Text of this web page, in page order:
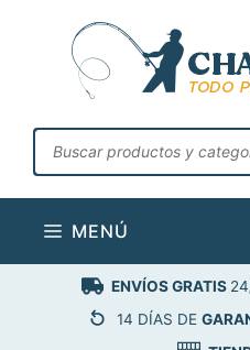
contenido
Búsqueda
de
productos
MENÚ
ENVÍOS GRATIS
14 DÍAS DE